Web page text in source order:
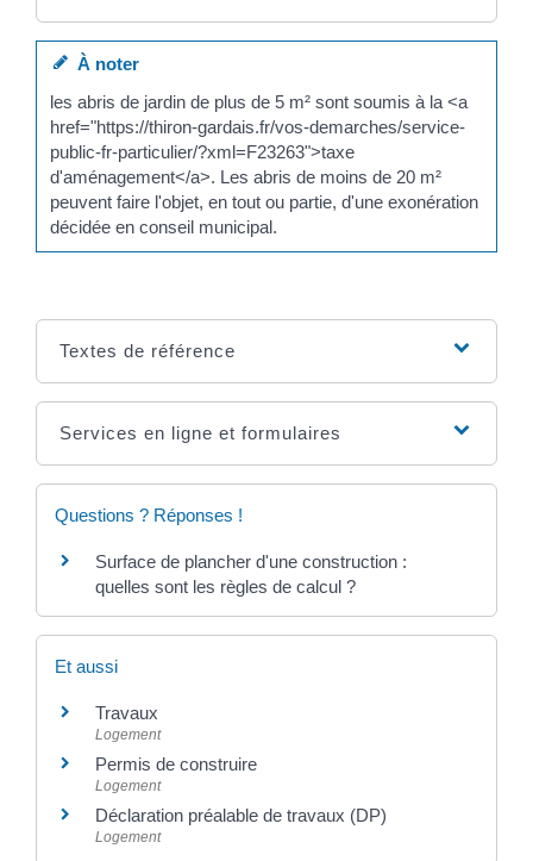
À noter
les abris de jardin de plus de 5 m² sont soumis à la <a
href="https://thiron-gardais.fr/vos-demarches/service-
public-fr-particulier/?xml=F23263">taxe
d'aménagement</a>. Les abris de moins de 20 m²
peuvent faire l'objet, en tout ou partie, d'une exonération
décidée en conseil municipal.
Textes de référence
Services en ligne et formulaires
Questions ? Réponses !
Surface de plancher d'une construction :
quelles sont les règles de calcul ?
Et aussi
Travaux
Logement
Permis de construire
Logement
Déclaration préalable de travaux (DP)
Logement